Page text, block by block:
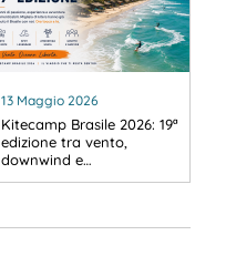
13 Maggio 2026
Kitecamp Brasile 2026: 19ª
edizione tra vento,
downwind e…